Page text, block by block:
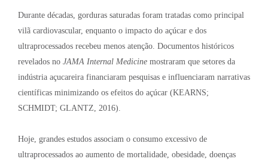
Durante décadas, gorduras saturadas foram tratadas como principal
vilã cardiovascular, enquanto o impacto do açúcar e dos
ultraprocessados recebeu menos atenção. Documentos históricos
revelados no JAMA Internal Medicine mostraram que setores da
indústria açucareira financiaram pesquisas e influenciaram narrativas
científicas minimizando os efeitos do açúcar (KEARNS;
SCHMIDT; GLANTZ, 2016).
Hoje, grandes estudos associam o consumo excessivo de
ultraprocessados ao aumento de mortalidade, obesidade, doenças